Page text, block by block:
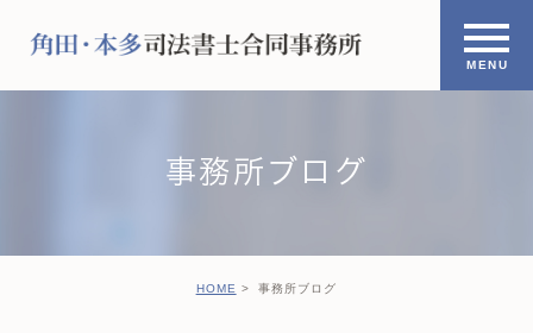
事務所ブログ
HOME 事務所ブログ